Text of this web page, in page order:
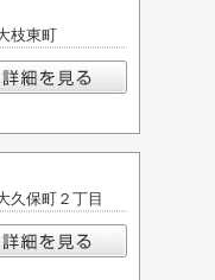
枝東町
久保町２丁目